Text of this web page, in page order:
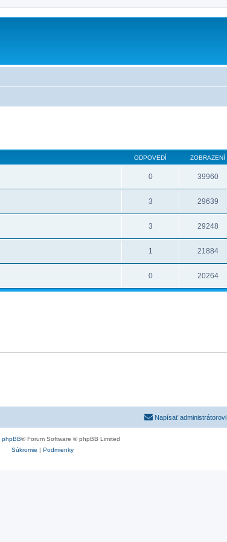
ODPOVEDÍ ZOBRAZENÍ
0 39960
3 29639
3 29248
1 21884
0 20264
Napísať administrátorovi
phpBB® Forum Software © phpBB Limited
Súkromie | Podmienky